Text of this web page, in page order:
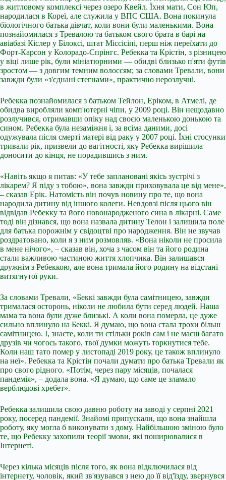
в житловому комплексі через озеро Квейл. Їхня мати, Сон Юп,
народилася в Кореї, але служила у ВПС США. Вона покинула
біологічного батька дівчат, коли вони були маленькими. Вона
познайомилася з Тревалою та батьком свого брата в барі на
авіабазі Кіслер у Білоксі, штат Міссісіпі, перш ніж переїхати до
Форт-Карсон у Колорадо-Спрінгс. Ребекка та Крістін, з різницею
у віці лише рік, були мініатюрними — обидві близько п'яти футів
зростом — з довгим темним волоссям; за словами Тревали, вони
завжди були «з'єднані стегнами», практично нерозлучні.
Ребекка познайомилася з батьком Тейлон, Еріком, в Атмелі, де
обидва виробляли комп'ютерні чіпи, у 2009 році. Він нещодавно
розлучився, отримавши опіку над своєю маленькою донькою та
сином. Ребекка була незаміжня і, за всіма даними, досі
одужувала після смерті матері від раку у 2007 році. Їхні стосунки
тривали рік, призвели до вагітності, яку Ребекка вирішила
доносити до кінця, не порадившись з ним.
«Навіть якщо я питав: «У тебе заплановані якісь зустрічі з
лікарем? Я піду з тобою», вона завжди приховувала це від мене»,
– сказав Ерік. Натомість він почув новину про те, що вона
народила дитину від іншого колеги. Невдовзі після цього він
відвідав Ребекку та його новонародженого сина в лікарні. Саме
тоді він дізнався, що вона назвала дитину Телон і залишила поле
для батька порожнім у свідоцтві про народження. Він не звучав
роздратовано, коли я з ним розмовляв. «Вона ніколи не просила
в мене нічого», – сказав він, хоча з часом він та його родина
стали важливою частиною життя хлопчика. Він залишався
дружнім з Ребеккою, але вона тримала його родину на відстані
витягнутої руки.
За словами Тревали, «Беккі завжди була самітницею, завжди
трималася осторонь, ніколи не любила бути серед людей. Наша
мама та вона були дуже близькі. А коли вона померла, це дуже
сильно вплинуло на Беккі. Я думаю, що вона стала трохи більш
самітницею. І, знаєте, коли ти стільки років сам і не маєш багато
друзів чи чогось такого, твої думки можуть торкнутися тебе.
Коли наш тато помер у листопаді 2019 року, це також вплинуло
на неї». Ребекка та Крістін почали думати про батька Тревали як
про свого рідного. «Потім, через пару місяців, почалася
пандемія», – додала вона. «Я думаю, що саме це зламало
верблюдові хребет».
Ребекка залишила свою давню роботу на заводі у серпні 2021
року, посеред пандемії. Знайомі припускали, що вона знайшла
роботу, яку могла б виконувати з дому. Найбільшою зміною було
те, що Ребекку захопили теорії змови, які поширювалися в
Інтернеті.
Через кілька місяців після того, як вона відключилася від
інтернету, чоловік, який зв'язувався з нею до її від'їзду, звернувся